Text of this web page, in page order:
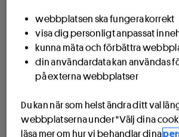
Spela Triss direkt!
Så funkar Triss
webbplatsen ska fungera korrekt
visa dig personligt anpassat
kunna mäta och förbättra
din användardata kan användas
på externa webbplatser
Du kan när som helst ändra ditt val
webbplatserna under "Välj dina
läsa mer om hur vi behandlar dina